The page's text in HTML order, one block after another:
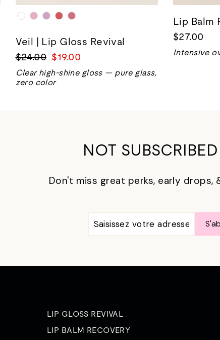
Veil | Lip Gloss Revival
Prix
normal
$24.00 Prix
de
vente
$19.00
Clear high-shine gloss — pure glass,
zero color
Lip Balm
$27.00
Intensive
NOT
Don't miss great perks, early drops,
SAISISSEZ
VOTRE
S'ABONNER
LIP GLOSS REVIVAL
LIP BALM RECOVERY